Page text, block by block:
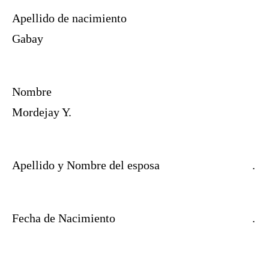
Apellido de nacimiento
Gabay
Nombre
Mordejay Y.
Apellido y Nombre del esposa .
Fecha de Nacimiento .